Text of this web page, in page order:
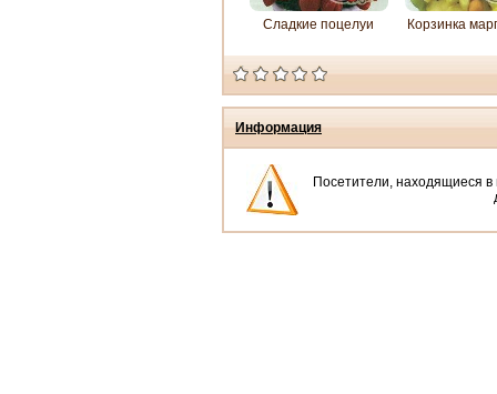
Сладкие поцелуи Корзинка
Информация
Посетители, находящиеся в